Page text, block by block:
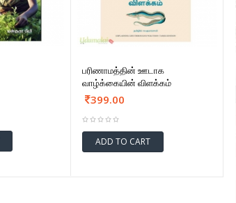
பரிணாமத்தின் ஊடாக
வாழ்க்கையின் விளக்கம்
399.00
ADD TO CART